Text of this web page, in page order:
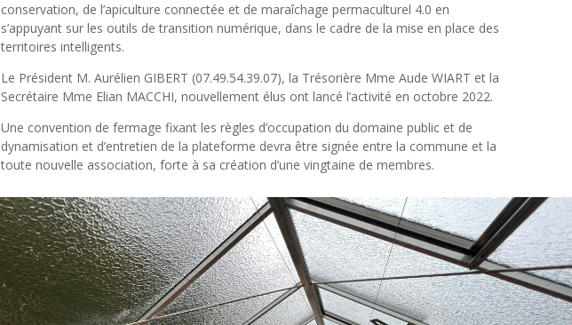
conservation, de l’apiculture connectée et de maraîchage permaculturel 4.0 en
s’appuyant sur les outils de transition numérique, dans le cadre de la mise en place des
territoires intelligents.
Le Président M. Aurélien GIBERT (07.49.54.39.07), la Trésorière Mme Aude WIART et la
Secrétaire Mme Elian MACCHI, nouvellement élus ont lancé l’activité en octobre 2022.
Une convention de fermage fixant les règles d’occupation du domaine public et de
dynamisation et d’entretien de la plateforme devra être signée entre la commune et la
toute nouvelle association, forte à sa création d’une vingtaine de membres.